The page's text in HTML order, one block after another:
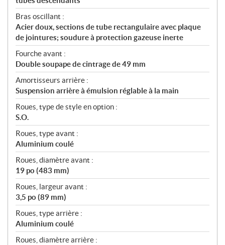
Bras oscillant :
Acier doux, sections de tube rectangulaire avec plaque
de jointures; soudure à protection gazeuse inerte
Fourche avant :
Double soupape de cintrage de 49 mm
Amortisseurs arrière :
Suspension arrière à émulsion réglable à la main
Roues, type de style en option :
S.O.
Roues, type avant :
Aluminium coulé
Roues, diamètre avant :
19 po (483 mm)
Roues, largeur avant :
3,5 po (89 mm)
Roues, type arrière :
Aluminium coulé
Roues, diamètre arrière :